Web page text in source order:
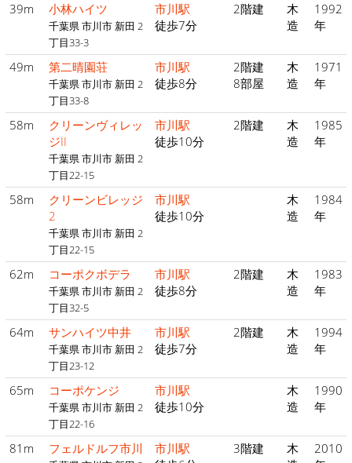
39m 小林ハイツ
千葉県 市川市 新田 2
丁目33-3
市川駅
徒歩7分
2階建
木
造
1992
年
49m 第二晴園荘
千葉県 市川市 新田 2
丁目33-8
市川駅
徒歩8分
2階建
8部屋
木
造
1971
年
58m
クリーンヴィレッ
ジII
千葉県 市川市 新田 2
丁目22-15
市川駅
徒歩10分
2階建
木
造
1985
年
58m
クリーンビレッジ
2
千葉県 市川市 新田 2
丁目22-15
市川駅
徒歩10分
木
造
1984
年
62m コーポクボデラ
千葉県 市川市 新田 2
丁目32-5
市川駅
徒歩8分
2階建
木
造
1983
年
64m サンハイツ中井
千葉県 市川市 新田 2
丁目23-12
市川駅
徒歩7分
2階建
木
造
1994
年
65m コーポケンジ
千葉県 市川市 新田 2
丁目22-16
市川駅
徒歩10分
木
造
1990
年
81m フェルドルフ市川
市川駅
3階建
木
2010